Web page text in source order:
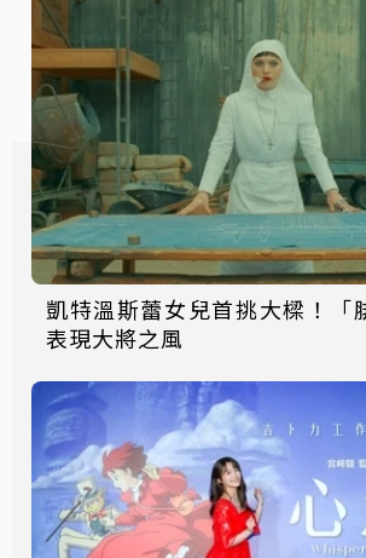
凱特溫斯蕾女兒首挑大樑！「
表現大將之風